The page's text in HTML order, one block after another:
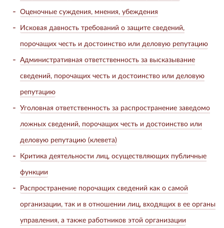
Оценочные суждения, мнения, убеждения
Исковая давность требований о защите сведений,
порочащих честь и достоинство или деловую репутацию
Административная ответственность за высказывание
сведений, порочащих честь и достоинство или деловую
репутацию
Уголовная ответственность за распространение заведомо
ложных сведений, порочащих честь и достоинство или
деловую репутацию (клевета)
Критика деятельности лиц, осуществляющих публичные
функции
Распространение порочащих сведений как о самой
организации, так и в отношении лиц, входящих в ее органы
управления, а также работников этой организации